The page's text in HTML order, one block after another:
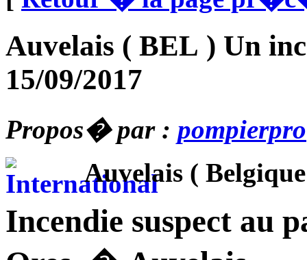
Auvelais ( BEL ) Un
15/09/2017
Propos� par : pompierpro
Auvelais (
Incendie suspect au